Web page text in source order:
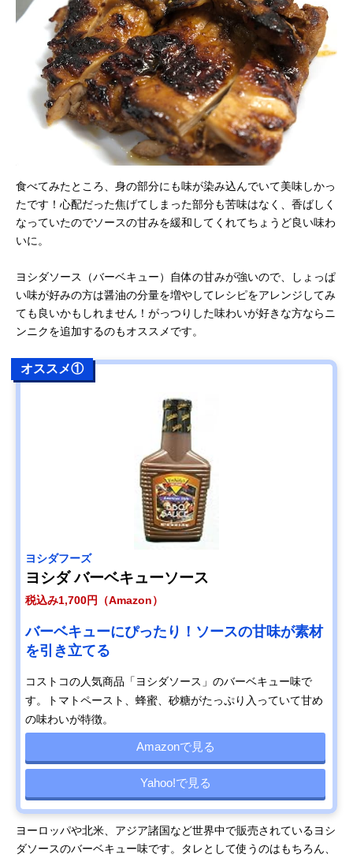
食べてみたところ、身の部分にも味が染み込んでいて美味しかっ
たです！心配だった焦げてしまった部分も苦味はなく、香ばしく
なっていたのでソースの甘みを緩和してくれてちょうど良い味わ
いに。
ヨシダソース（バーベキュー）自体の甘みが強いので、しょっぱ
い味が好みの方は醤油の分量を増やしてレシピをアレンジしてみ
ても良いかもしれません！がっつりした味わいが好きな方ならニ
ンニクを追加するのもオススメです。
オススメ①
ヨシダフーズ
ヨシダ バーベキューソース
税込み1,700円（Amazon）
バーベキューにぴったり！ソースの甘味が素材
を引き立てる
コストコの人気商品「ヨシダソース」のバーベキュー味で
す。トマトペースト、蜂蜜、砂糖がたっぷり入っていて甘め
の味わいが特徴。
Amazonで見る
Yahoo!で見る
ヨーロッパや北米、アジア諸国など世界中で販売されているヨシ
ダソースのバーベキュー味です。タレとして使うのはもちろん、